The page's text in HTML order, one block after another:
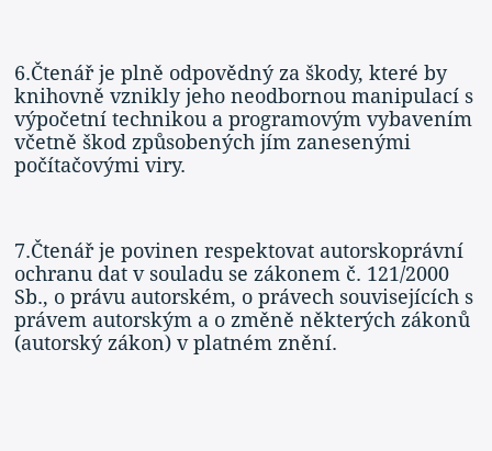
6.Čtenář je plně odpovědný za škody, které by
knihovně vznikly jeho neodbornou manipulací s
výpočetní technikou a programovým vybavením
včetně škod způsobených jím zanesenými
počítačovými viry.
7.Čtenář je povinen respektovat autorskoprávní
ochranu dat v souladu se zákonem č. 121/2000
Sb., o právu autorském, o právech souvisejících s
právem autorským a o změně některých zákonů
(autorský zákon) v platném znění.